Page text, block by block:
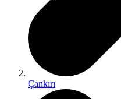
Çankırı